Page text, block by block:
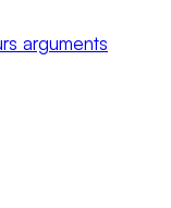
arguments